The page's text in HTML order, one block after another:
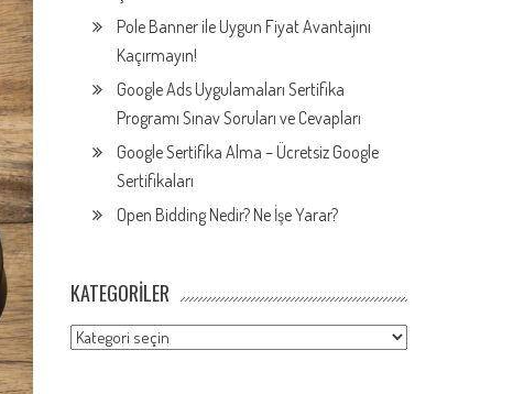
Pole Banner ile Uygun Fiyat Avantajını
Kaçırmayın!
Google Ads Uygulamaları Sertifika
Programı Sınav Soruları ve Cevapları
Google Sertifika Alma – Ücretsiz Google
Sertifikaları
Open Bidding Nedir? Ne İşe Yarar?
KATEGORILER
Kategoriler